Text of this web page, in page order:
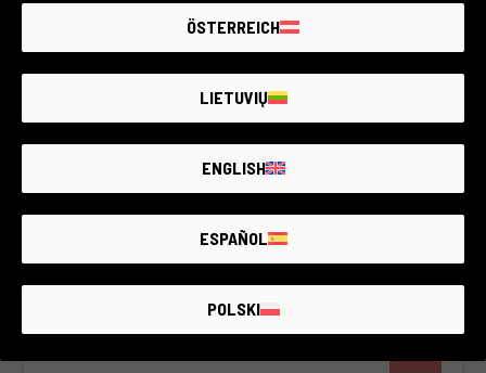
Code 019DOBSO0000356719
Samyang 35mm T1.5 AS UMC II
ÖSTERREICH
LIETUVIŲ
ENGLISH
ESPAÑOL
POLSKI